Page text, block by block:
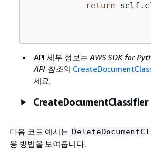
return
API 세부 정보는 AWS SDK for
API 참조의
세요.
CreateDocumentClassifier
다음 코드 예시는
용 방법을 보여줍니다.